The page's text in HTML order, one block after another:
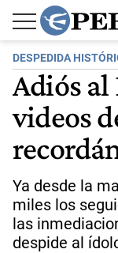
DESPEDIDA
Adiós
videos
Ya desde la
miles los
las
despide al